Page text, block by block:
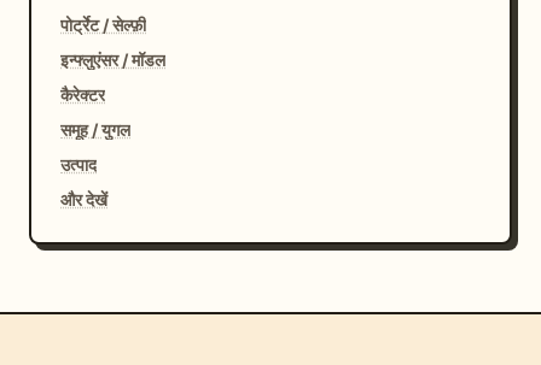
पोर्ट्रेट / सेल्फ़ी
इन्फ्लुएंसर / मॉडल
कैरेक्टर
समूह / युगल
उत्पाद
और देखें